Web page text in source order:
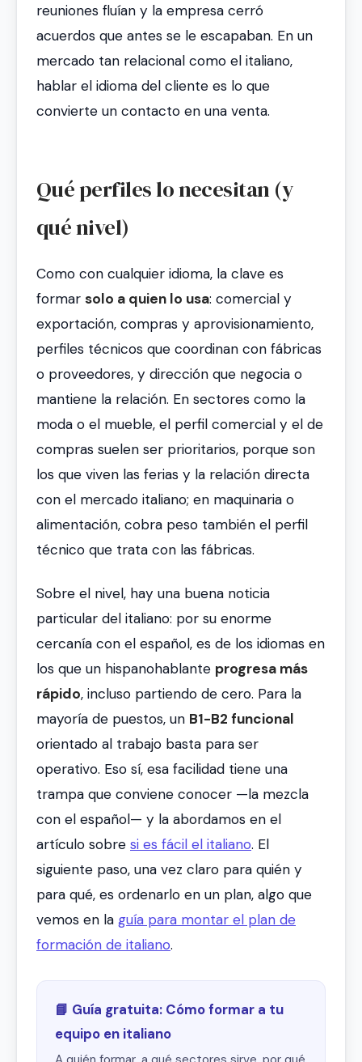
reuniones fluían y la empresa cerró
acuerdos que antes se le escapaban. En un
mercado tan relacional como el italiano,
hablar el idioma del cliente es lo que
convierte un contacto en una venta.
Qué perfiles lo necesitan (y
qué nivel)
Como con cualquier idioma, la clave es
formar solo a quien lo usa: comercial y
exportación, compras y aprovisionamiento,
perfiles técnicos que coordinan con fábricas
o proveedores, y dirección que negocia o
mantiene la relación. En sectores como la
moda o el mueble, el perfil comercial y el de
compras suelen ser prioritarios, porque son
los que viven las ferias y la relación directa
con el mercado italiano; en maquinaria o
alimentación, cobra peso también el perfil
técnico que trata con las fábricas.
Sobre el nivel, hay una buena noticia
particular del italiano: por su enorme
cercanía con el español, es de los idiomas en
los que un hispanohablante progresa más
rápido, incluso partiendo de cero. Para la
mayoría de puestos, un B1-B2 funcional
orientado al trabajo basta para ser
operativo. Eso sí, esa facilidad tiene una
trampa que conviene conocer —la mezcla
con el español— y la abordamos en el
artículo sobre si es fácil el italiano. El
siguiente paso, una vez claro para quién y
para qué, es ordenarlo en un plan, algo que
vemos en la guía para montar el plan de
formación de italiano.
📘 Guía gratuita: Cómo formar a tu
equipo en italiano